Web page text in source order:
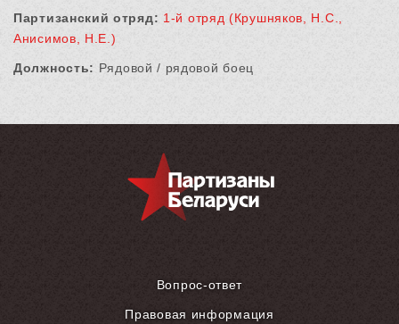
Партизанский отряд: 1-й отряд (Крушняков, Н.С.,
Анисимов, Н.Е.)
Должность: Рядовой / рядовой боец
Вопрос-ответ
Правовая информация